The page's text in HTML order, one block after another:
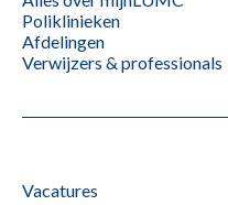
Poliklinieken
Afdelingen
Verwijzers & professionals
Vacatures